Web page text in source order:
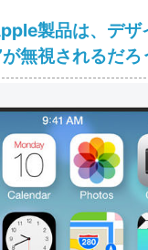
製品は、デザ
無視されるだろ